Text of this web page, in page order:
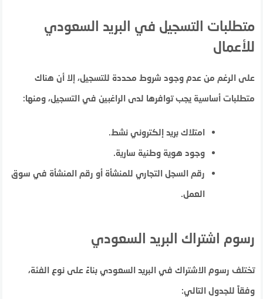
متطلبات التسجيل في البريد السعودي
للأعمال
على الرغم من عدم وجود شروط محددة للتسجيل، إلا أن هناك
متطلبات أساسية يجب توافرها لدى الراغبين في التسجيل، ومنها:
امتلاك بريد إلكتروني نشط.
وجود هوية وطنية سارية.
رقم السجل التجاري للمنشأة أو رقم المنشأة في سوق
العمل.
رسوم اشتراك البريد السعودي
تختلف رسوم الاشتراك في البريد السعودي بناءً على نوع الفئة،
وفقاً للجدول التالي: